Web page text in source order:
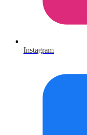
Instagram